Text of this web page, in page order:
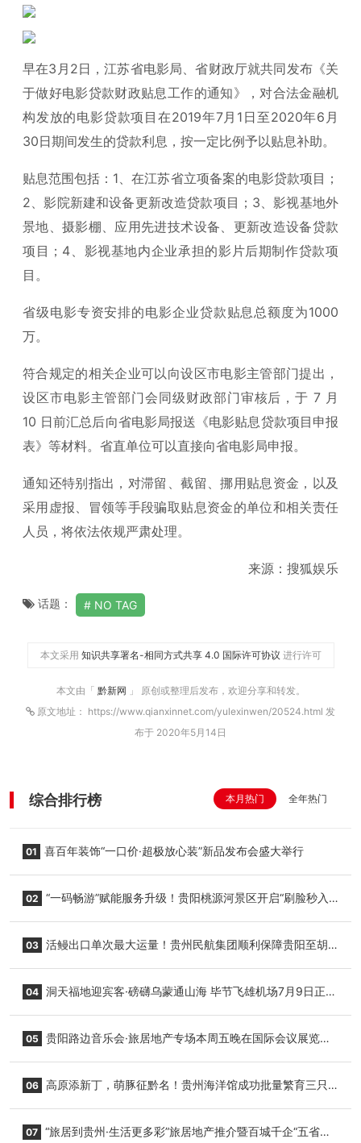
早在3月2日，江苏省电影局、省财政厅就共同发布《关
于做好电影贷款财政贴息工作的通知》，对合法金融机
构发放的电影贷款项目在2019年7月1日至2020年6月
30日期间发生的贷款利息，按一定比例予以贴息补助。
贴息范围包括：1、在江苏省立项备案的电影贷款项目；
2、影院新建和设备更新改造贷款项目；3、影视基地外
景地、摄影棚、应用先进技术设备、更新改造设备贷款
项目；4、影视基地内企业承担的影片后期制作贷款项
目。
省级电影专资安排的电影企业贷款贴息总额度为1000
万。
符合规定的相关企业可以向设区市电影主管部门提出，
设区市电影主管部门会同级财政部门审核后，于 7 月
10 日前汇总后向省电影局报送《电影贴息贷款项目申报
表》等材料。省直单位可以直接向省电影局申报。
通知还特别指出，对滞留、截留、挪用贴息资金，以及
采用虚报、冒领等手段骗取贴息资金的单位和相关责任
人员，将依法依规严肃处理。
来源：搜狐娱乐
话题： NO TAG
本文采用 知识共享署名-相同方式共享 4.0 国际许可协议 进行许可
本文由「 黔新网 」 原创或整理后发布，欢迎分享和转发。
原文地址： https://www.qianxinnet.com/yulexinwen/20524.html 发
布于 2020年5月14日
综合排行榜 本月热门 全年热门
01 喜百年装饰“一口价·超极放心装”新品发布会盛大举行
02 “一码畅游”赋能服务升级！贵阳桃源河景区开启“刷脸秒入
03 活鳗出口单次最大运量！贵州民航集团顺利保障贵阳至胡
04 洞天福地迎宾客·磅礴乌蒙通山海 毕节飞雄机场7月9日正式
05 贵阳路边音乐会·旅居地产专场本周五晚在国际会议展览中
06 高原添新丁，萌豚征黔名！贵州海洋馆成功批量繁育三只
07 “旅居到贵州·生活更多彩”旅居地产推介暨百城千企“五省